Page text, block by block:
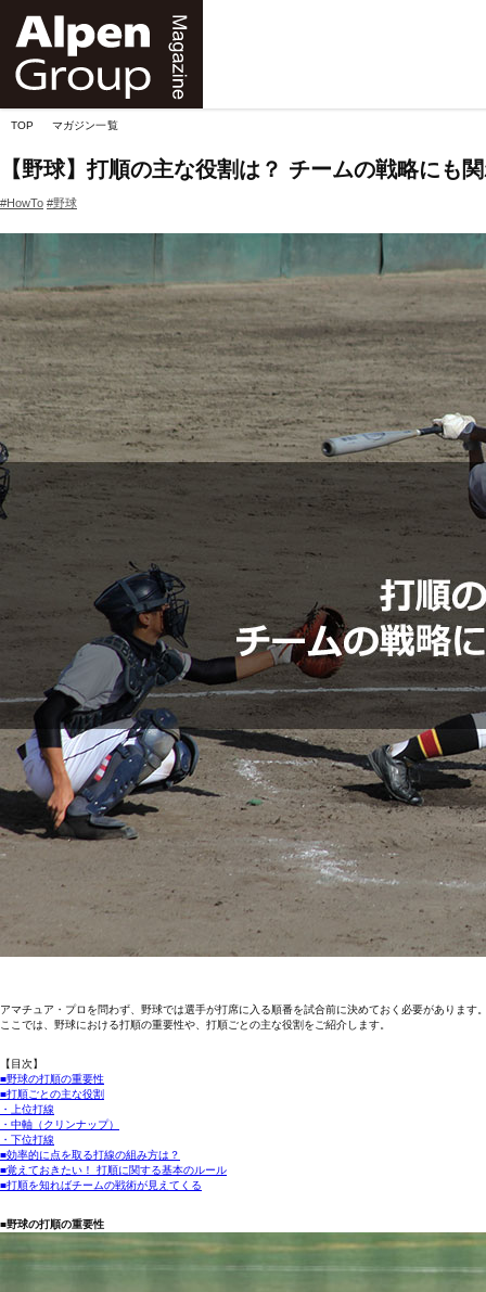
TOP マガジン一覧
【野球】打順の主な役割は？ チームの戦略にも
#HowTo #野球
アマチュア・プロを問わず、野球では選手が打席に入る順番を試合前に決めておく必要がありま
ここでは、野球における打順の重要性や、打順ごとの主な役割をご紹介します。
【目次】
■野球の打順の重要性
■打順ごとの主な役割
・上位打線
・中軸（クリンナップ）
・下位打線
■効率的に点を取る打線の組み方は？
■覚えておきたい！ 打順に関する基本のルール
■打順を知ればチームの戦術が見えてくる
■野球の打順の重要性